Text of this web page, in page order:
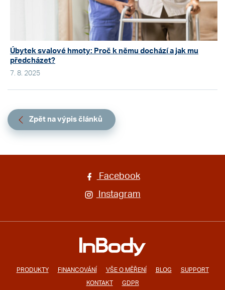
Úbytek svalové hmoty: Proč k němu dochází a jak mu
předcházet?
7. 8. 2025
Zpět na výpis článků
Facebook
Instagram
PRODUKTY FINANCOVÁNÍ VŠE O MĚŘENÍ BLOG SUPPORT
KONTAKT GDPR